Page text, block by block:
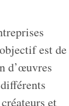
est de
d’œuvres
et